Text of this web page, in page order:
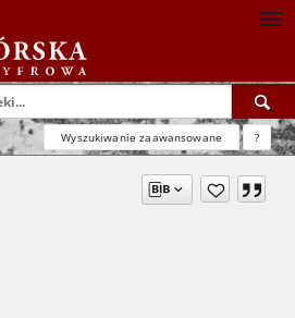
Wyszukiwanie zaawansowane ?